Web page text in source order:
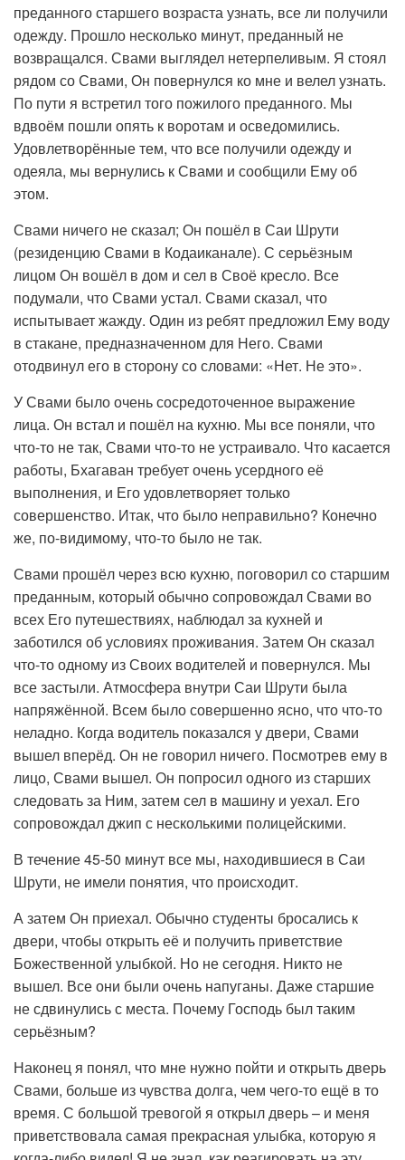
преданного старшего возраста узнать, все ли получили
одежду. Прошло несколько минут, преданный не
возвращался. Свами выглядел нетерпеливым. Я стоял
рядом со Свами, Он повернулся ко мне и велел узнать.
По пути я встретил того пожилого преданного. Мы
вдвоём пошли опять к воротам и осведомились.
Удовлетворённые тем, что все получили одежду и
одеяла, мы вернулись к Свами и сообщили Ему об
этом.
Свами ничего не сказал; Он пошёл в Саи Шрути
(резиденцию Свами в Кодаиканале). С серьёзным
лицом Он вошёл в дом и сел в Своё кресло. Все
подумали, что Свами устал. Свами сказал, что
испытывает жажду. Один из ребят предложил Ему воду
в стакане, предназначенном для Него. Свами
отодвинул его в сторону со словами: «Нет. Не это».
У Свами было очень сосредоточенное выражение
лица. Он встал и пошёл на кухню. Мы все поняли, что
что-то не так, Свами что-то не устраивало. Что касается
работы, Бхагаван требует очень усердного её
выполнения, и Его удовлетворяет только
совершенство. Итак, что было неправильно? Конечно
же, по-видимому, что-то было не так.
Свами прошёл через всю кухню, поговорил со старшим
преданным, который обычно сопровождал Свами во
всех Его путешествиях, наблюдал за кухней и
заботился об условиях проживания. Затем Он сказал
что-то одному из Своих водителей и повернулся. Мы
все застыли. Атмосфера внутри Саи Шрути была
напряжённой. Всем было совершенно ясно, что что-то
неладно. Когда водитель показался у двери, Свами
вышел вперёд. Он не говорил ничего. Посмотрев ему в
лицо, Свами вышел. Он попросил одного из старших
следовать за Ним, затем сел в машину и уехал. Его
сопровождал джип с несколькими полицейскими.
В течение 45-50 минут все мы, находившиеся в Саи
Шрути, не имели понятия, что происходит.
А затем Он приехал. Обычно студенты бросались к
двери, чтобы открыть её и получить приветствие
Божественной улыбкой. Но не сегодня. Никто не
вышел. Все они были очень напуганы. Даже старшие
не сдвинулись с места. Почему Господь был таким
серьёзным?
Наконец я понял, что мне нужно пойти и открыть дверь
Свами, больше из чувства долга, чем чего-то ещё в то
время. С большой тревогой я открыл дверь – и меня
приветствовала самая прекрасная улыбка, которую я